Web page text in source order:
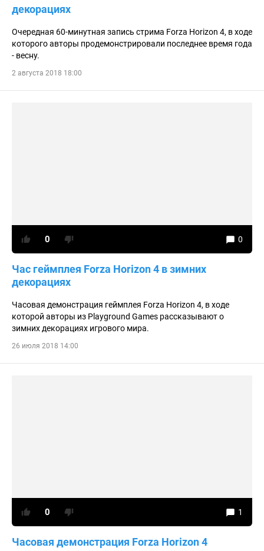
декорациях
Очередная 60-минутная запись стрима Forza Horizon 4, в ходе
которого авторы продемонстрировали последнее время года
- весну.
2 августа 2018 18:00
Час геймплея Forza Horizon 4 в зимних
декорациях
Часовая демонстрация геймплея Forza Horizon 4, в ходе
которой авторы из Playground Games рассказывают о
зимних декорациях игрового мира.
0 0
26 июля 2018 14:00
Часовая демонстрация Forza Horizon 4
0 1